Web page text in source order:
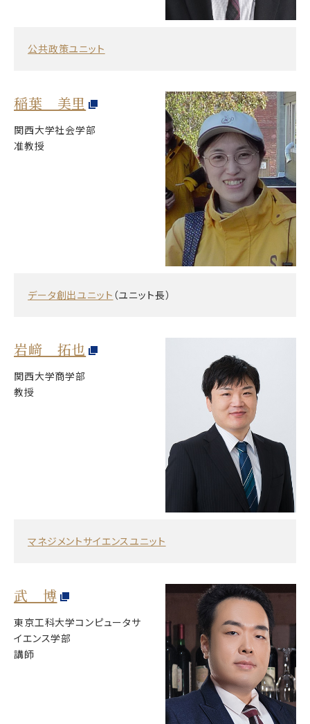
公共政策ユニット
稲葉 美里
関西大学社会学部
准教授
データ創出ユニット （ユニット長）
岩﨑 拓也
関西大学商学部
教授
マネジメントサイエンスユニット
武 博
東京工科大学コンピュータサ
イエンス学部
講師